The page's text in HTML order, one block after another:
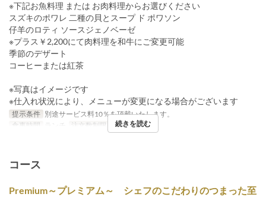
※下記お魚料理 または お肉料理からお選びください
スズキのポワレ 二種の貝とスープ ド ポワソン
仔羊のロティ ソースジェノベーゼ
※プラス￥2,200にて肉料理を和牛にご変更可能
季節のデザート
コーヒーまたは紅茶
※写真はイメージです
※仕入れ状況により、メニューが変更になる場合がございます
提示条件 別途サービス料10％を頂戴いたします。
食事時間
ランチ 注文数制限 1 ~ 4
続きを読む
コース
Premium～プレミアム～ シェフのこだわりのつまった至